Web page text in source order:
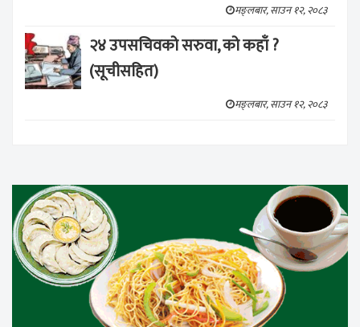
मङ्लबार, साउन १२, २०८३
२४ उपसचिवको सरुवा, को कहाँ ?
(सूचीसहित)
मङ्लबार, साउन १२, २०८३